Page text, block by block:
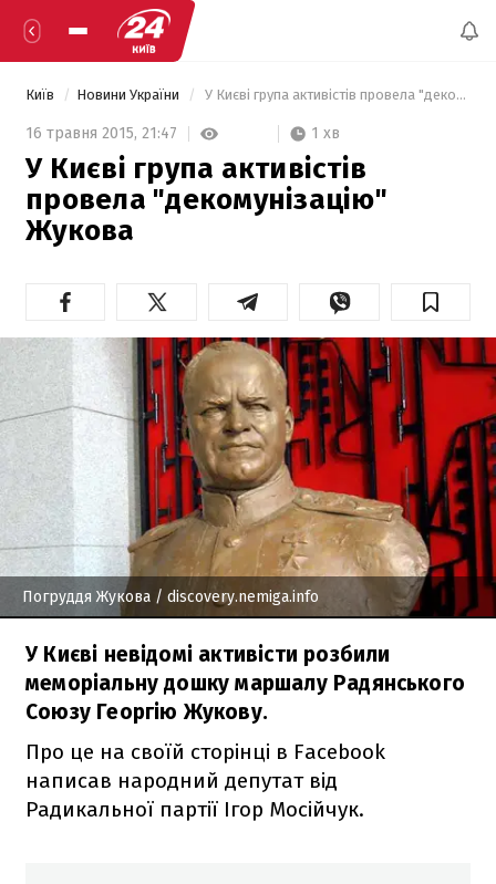
Київ Новини України У Києві група активістів провела "декомунізацію" Жукова
16 травня 2015, 21:47 1 хв
У Києві група активістів
провела "декомунізацію"
Жукова
Погруддя Жукова / discovery.nemiga.info
У Києві невідомі активісти розбили
меморіальну дошку маршалу Радянського
Союзу Георгію Жукову.
Про це на своїй сторінці в Facebook
написав народний депутат від
Радикальної партії Ігор Мосійчук.